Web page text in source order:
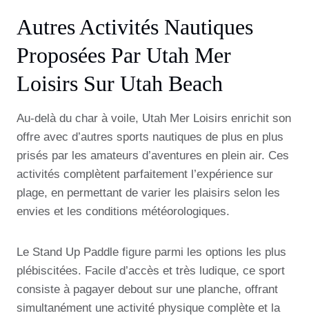
Autres Activités Nautiques
Proposées Par Utah Mer
Loisirs Sur Utah Beach
Au-delà du char à voile, Utah Mer Loisirs enrichit son
offre avec d’autres sports nautiques de plus en plus
prisés par les amateurs d’aventures en plein air. Ces
activités complètent parfaitement l’expérience sur
plage, en permettant de varier les plaisirs selon les
envies et les conditions météorologiques.
Le Stand Up Paddle figure parmi les options les plus
plébiscitées. Facile d’accès et très ludique, ce sport
consiste à pagayer debout sur une planche, offrant
simultanément une activité physique complète et la